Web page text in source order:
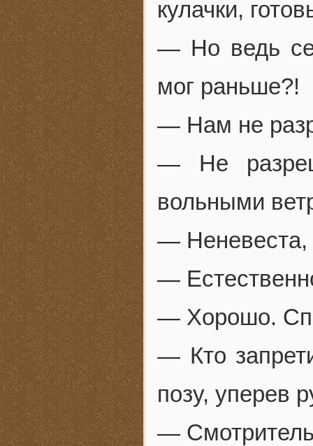
кулачки,
— Но ведь
мог раньше?!
— Нам не
— Не
вольными
— Неневеста,
—
— Хорошо.
— Кто
позу, уперев
—